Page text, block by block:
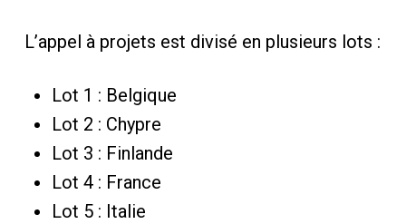
L’appel à projets est divisé en plusieurs lots :
Lot 1 : Belgique
Lot 2 : Chypre
Lot 3 : Finlande
Lot 4 : France
Lot 5 : Italie